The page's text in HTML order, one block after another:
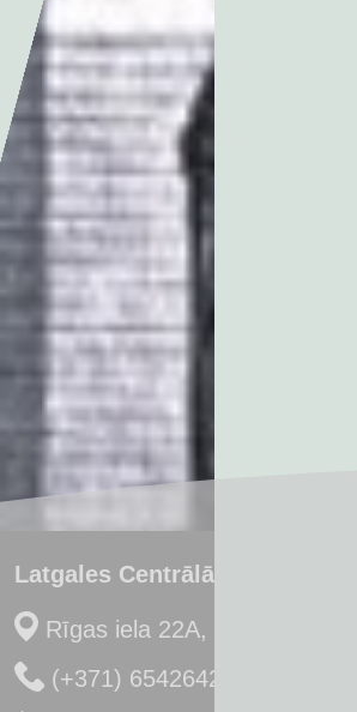
Latgales Centrālā Bibliotēka
Rīgas iela 22A, Daugavpils,
(+371) 65426422